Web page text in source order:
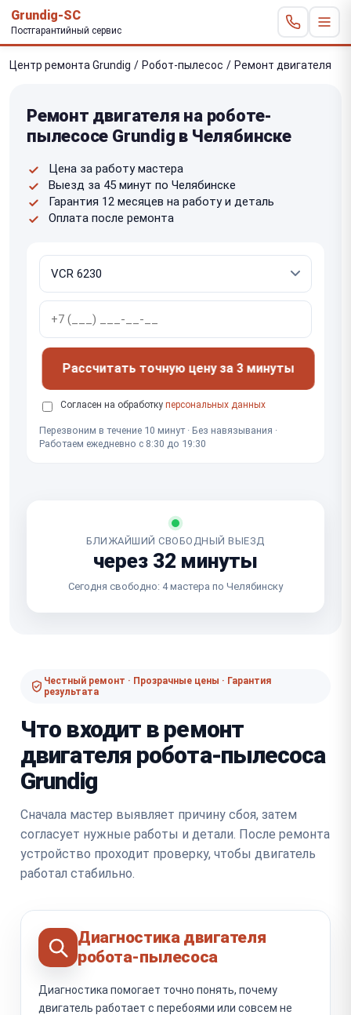
Grundig-SC
Постгарантийный сервис
Центр ремонта Grundig / Робот-пылесос / Ремонт двигателя
Ремонт двигателя на роботе-
пылесосе Grundig в Челябинске
Цена за работу мастера
Выезд за 45 минут по Челябинске
Гарантия 12 месяцев на работу и деталь
Оплата после ремонта
Рассчитать точную цену за 3 минуты
Согласен на обработку персональных данных
Перезвоним в течение 10 минут · Без навязывания ·
Работаем ежедневно с 8:30 до 19:30
БЛИЖАЙШИЙ СВОБОДНЫЙ ВЫЕЗД
через 32 минуты
Сегодня свободно: 4 мастера по Челябинску
Честный ремонт · Прозрачные цены · Гарантия
результата
Что входит в ремонт
двигателя робота-пылесоса
Grundig
Сначала мастер выявляет причину сбоя, затем
согласует нужные работы и детали. После ремонта
устройство проходит проверку, чтобы двигатель
работал стабильно.
Диагностика двигателя
робота-пылесоса
Диагностика помогает точно понять, почему
двигатель работает с перебоями или совсем не